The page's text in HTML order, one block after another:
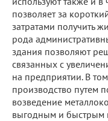
позволяет за
затратами получить
рода
здания позволяют
связанных с
на предприятии. В
производство путем
возведение
выгодным и быстрым